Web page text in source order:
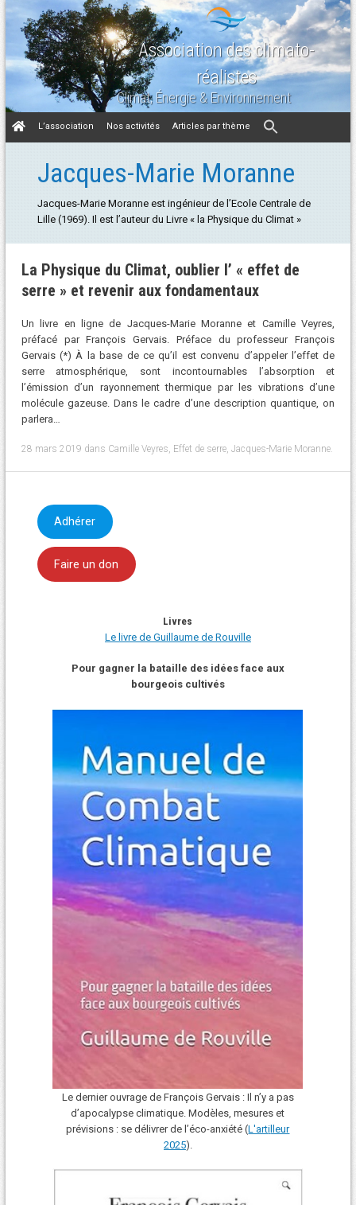
Association des climato-
réalistes
Climat, Énergie & Environnement
Aller
au
L’association Nos activités Articles par thème
Jacques-Marie Moranne
Jacques-Marie Moranne est ingénieur de l’Ecole Centrale de
Lille (1969). Il est l’auteur du Livre « la Physique du Climat »
La Physique du Climat, oublier l’ « effet de
serre » et revenir aux fondamentaux
Un livre en ligne de Jacques-Marie Moranne et Camille Veyres,
préfacé par François Gervais. Préface du professeur François
Gervais (*) À la base de ce qu’il est convenu d’appeler l’effet de
serre atmosphérique, sont incontournables l’absorption et
l’émission d’un rayonnement thermique par les vibrations d’une
molécule gazeuse. Dans le cadre d’une description quantique, on
parlera…
28 mars 2019 dans Camille Veyres Effet de serre, Jacques-Marie Moranne.
Adhérer
Faire un don
Livres
Le livre de Guillaume de Rouville
Pour gagner la bataille des idées face aux
bourgeois cultivés
Le dernier ouvrage de François Gervais : Il n’y a pas
d’apocalypse climatique. Modèles, mesures et
prévisions : se délivrer de l’éco-anxiété (L'artilleur
2025).